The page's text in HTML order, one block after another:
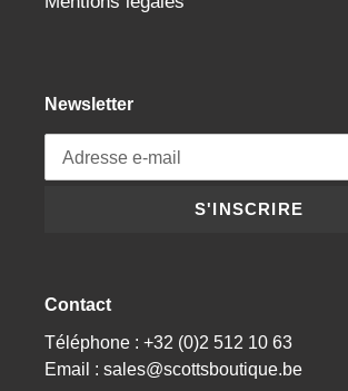
Newsletter
S'INSCRIRE
Contact
Téléphone : +32 (0)2 512 10 63
Email : sales@scottsboutique.be